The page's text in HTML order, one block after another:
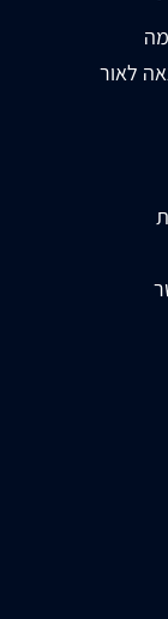
לאור